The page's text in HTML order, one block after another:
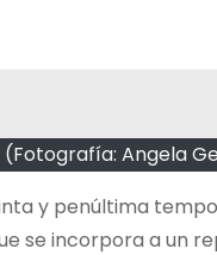
(Fotografía: Angela
y penúltima
se incorpora a un